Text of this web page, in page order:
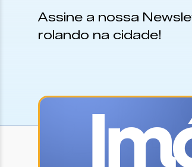
Assine a nossa
rolando na cidade!